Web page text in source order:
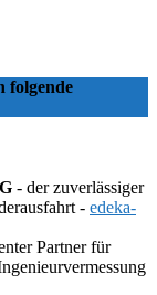
folgende
- der zuverlässiger
- edeka-
Partner für